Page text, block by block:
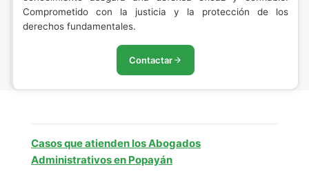
Comprometido con la justicia y la protección de los
derechos fundamentales.
Contactar
Casos que atienden los Abogados
Administrativos en Popayán